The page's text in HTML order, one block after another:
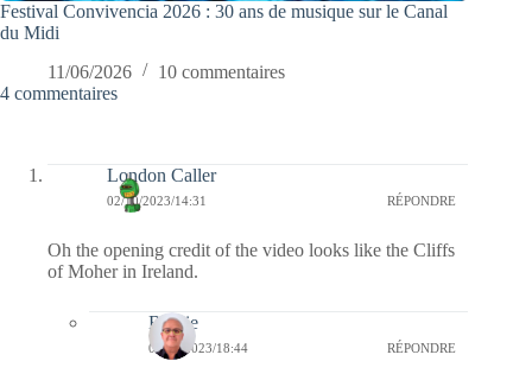
Festival Convivencia 2026 : 30 ans de musique sur le Canal
du Midi
11/06/2026
10 commentaires
4 commentaires
London Caller
02/10/2023/14:31 RÉPONDRE
Oh the opening credit of the video looks like the Cliffs
of Moher in Ireland.
Bernie
02/10/2023/18:44 RÉPONDRE